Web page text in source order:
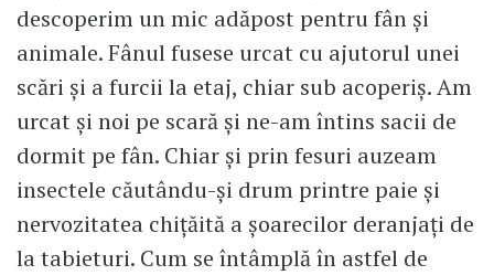
descoperim un mic adăpost pentru fân și
animale. Fânul fusese urcat cu ajutorul unei
scări și a furcii la etaj, chiar sub acoperiș. Am
urcat și noi pe scară și ne-am întins sacii de
dormit pe fân. Chiar și prin fesuri auzeam
insectele căutându-și drum printre paie și
nervozitatea chițăită a șoarecilor deranjați de
la tabieturi. Cum se întâmplă în astfel de